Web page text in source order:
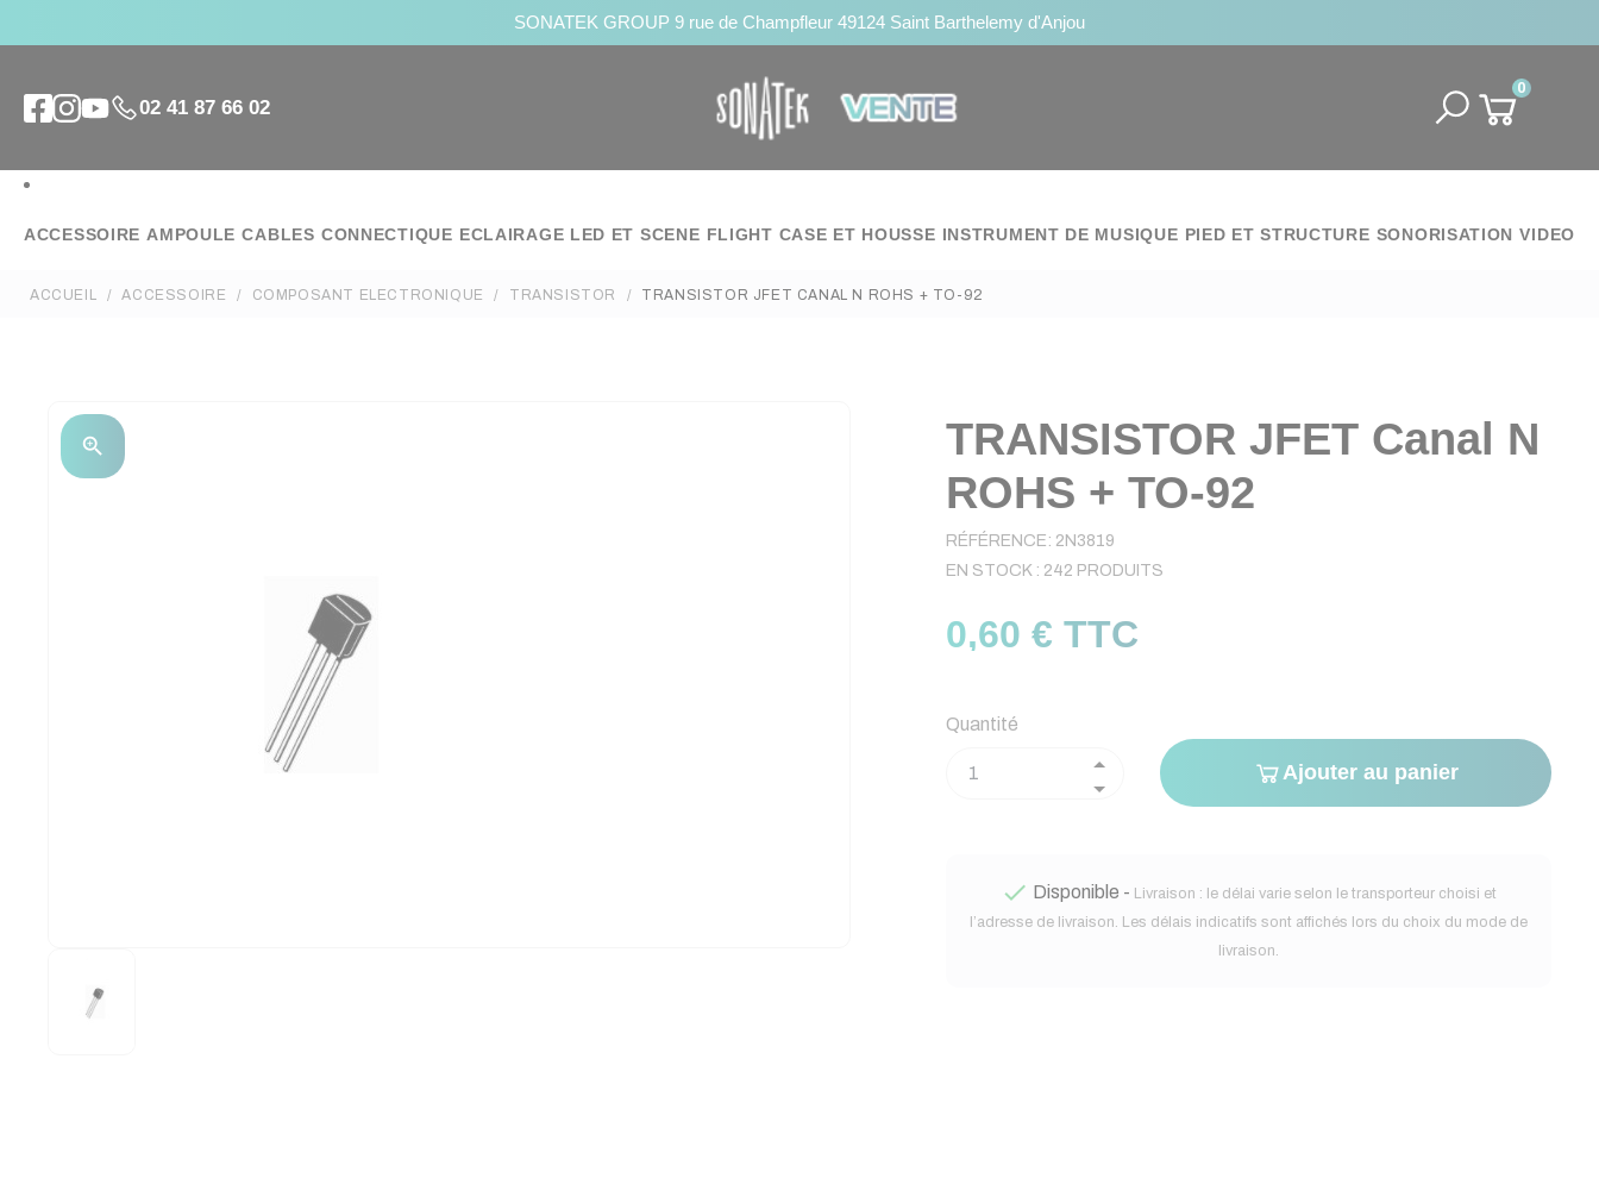
SONATEK GROUP 9 rue de Champfleur 49124 Saint Barthelemy d'Anjou
02 41 87 66 02
0
ACCESSOIRE AMPOULE CABLES CONNECTIQUE ECLAIRAGE LED ET SCENE FLIGHT CASE ET HOUSSE INSTRUMENT DE MUSIQUE PIED ET STRUCTURE SONORISATION VIDEO
ACCUEIL ACCESSOIRE COMPOSANT ELECTRONIQUE TRANSISTOR TRANSISTOR JFET CANAL N ROHS + TO-92
zoom_in
TRANSISTOR JFET Canal N
ROHS + TO-92
RÉFÉRENCE: 2N3819
EN STOCK : 242 PRODUITS
0,60 € TTC
Quantité
Ajouter au panier
 Disponible - Livraison : le délai varie selon le transporteur choisi et
l’adresse de livraison. Les délais indicatifs sont affichés lors du choix du mode de
livraison.